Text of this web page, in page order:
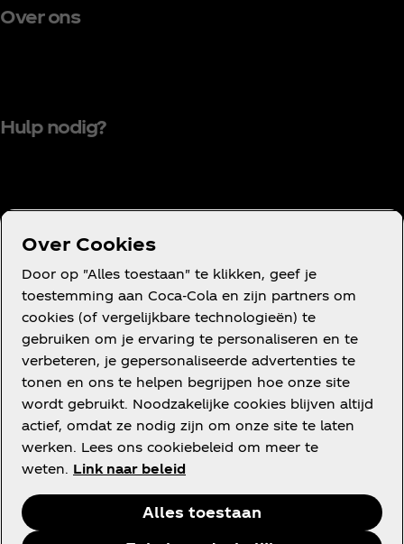
Over ons
Hulp nodig?
Voorwaarden
Cookieverklaring
Cookie-instellingen
Toegankelijkheidsverklaring
Instagram
Youtube
Facebook
Over Cookies
Door op "Alles toestaan" te klikken, geef je
toestemming aan Coca‑Cola en zijn partners om
cookies (of vergelijkbare technologieën) te
gebruiken om je ervaring te personaliseren en te
verbeteren, je gepersonaliseerde advertenties te
tonen en ons te helpen begrijpen hoe onze site
wordt gebruikt. Noodzakelijke cookies blijven altijd
actief, omdat ze nodig zijn om onze site te laten
werken. Lees ons cookiebeleid om meer te
weten. Link naar beleid
Alles toestaan